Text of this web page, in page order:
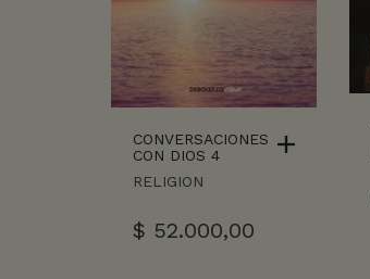
CONVERSACIONES
CON DIOS 4
RELIGION
$ 52.000,00